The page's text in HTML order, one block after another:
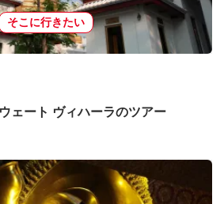
そこに行きたい
ェート ヴィハーラのツアー